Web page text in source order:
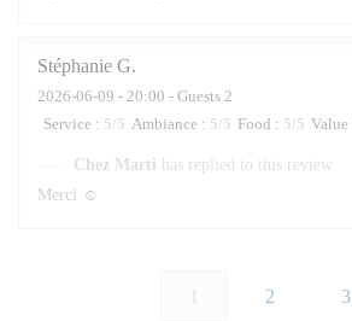
Stéphanie G
2026-06-09 - 20:00 - Guests 2
Service : 5/5 Ambiance : 5/5 Food : 5/5 Value
Chez Marti has replied to this review
Merci ☺️
1 2 3